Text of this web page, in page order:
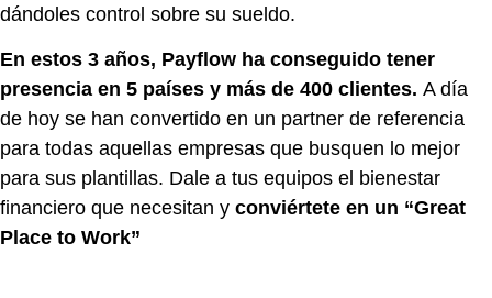
dándoles control sobre su sueldo.
En estos 3 años, Payflow ha conseguido tener
presencia en 5 países y más de 400 clientes. A día
de hoy se han convertido en un partner de referencia
para todas aquellas empresas que busquen lo mejor
para sus plantillas. Dale a tus equipos el bienestar
financiero que necesitan y conviértete en un “Great
Place to Work”